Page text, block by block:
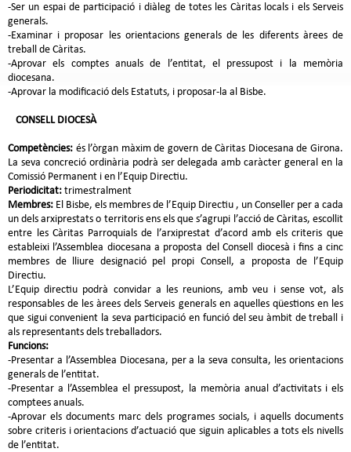
-Ser un espai de participació i diàleg de totes les Càritas locals i els Serveis
generals.
-Examinar i proposar les orientacions generals de les diferents àrees de
treball de Càritas.
-Aprovar els comptes anuals de l’entitat, el pressupost i la memòria
diocesana.
-Aprovar la modificació dels Estatuts, i proposar-la al Bisbe.
CONSELL DIOCESÀ
Competències: és l’òrgan màxim de govern de Càritas Diocesana de Girona.
La seva concreció ordinària podrà ser delegada amb caràcter general en la
Comissió Permanent i en l’Equip Directiu.
Periodicitat: trimestralment
Membres: El Bisbe, els membres de l’Equip Directiu , un Conseller per a cada
un dels arxiprestats o territoris ens els que s’agrupi l’acció de Càritas, escollit
entre les Càritas Parroquials de l’arxiprestat d’acord amb els criteris que
estableixi l’Assemblea diocesana a proposta del Consell diocesà i fins a cinc
membres de lliure designació pel propi Consell, a proposta de l’Equip
Directiu.
L’Equip directiu podrà convidar a les reunions, amb veu i sense vot, als
responsables de les àrees dels Serveis generals en aquelles qüestions en les
que sigui convenient la seva participació en funció del seu àmbit de treball i
als representants dels treballadors.
Funcions:
-Presentar a l’Assemblea Diocesana, per a la seva consulta, les orientacions
generals de l’entitat.
-Presentar a l’Assemblea el pressupost, la memòria anual d’activitats i els
comptees anuals.
-Aprovar els documents marc dels programes socials, i aquells documents
sobre criteris i orientacions d’actuació que siguin aplicables a tots els nivells
de l’entitat.